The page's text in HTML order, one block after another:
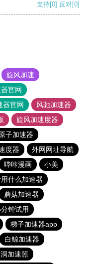
支持[0] 反对[0]
旋风加速
官网
器官网
风驰加速器
旋风加速度器
子加速器
度器
外网网址导航
哔咔漫画
小美
什么加速器
蘑菇加速器
钟试用
梯子加速器app
白鲸加速器
加速噐